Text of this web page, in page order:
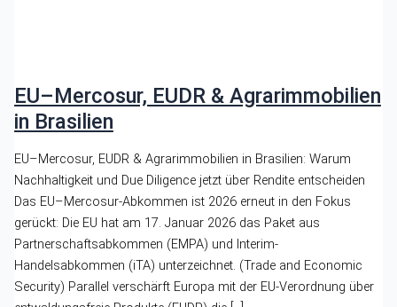
EU–Mercosur, EUDR & Agrarimmobilien
in Brasilien
EU–Mercosur, EUDR & Agrarimmobilien in Brasilien: Warum
Nachhaltigkeit und Due Diligence jetzt über Rendite entscheiden
Das EU–Mercosur-Abkommen ist 2026 erneut in den Fokus
gerückt: Die EU hat am 17. Januar 2026 das Paket aus
Partnerschaftsabkommen (EMPA) und Interim-
Handelsabkommen (iTA) unterzeichnet. (Trade and Economic
Security) Parallel verschärft Europa mit der EU-Verordnung über